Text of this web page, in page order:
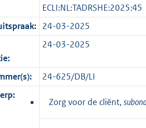
ECLI:NL:TADRSHE:2025:45
24-03-2025
24-03-2025
24-625/DB/LI
Zorg voor de cliënt,